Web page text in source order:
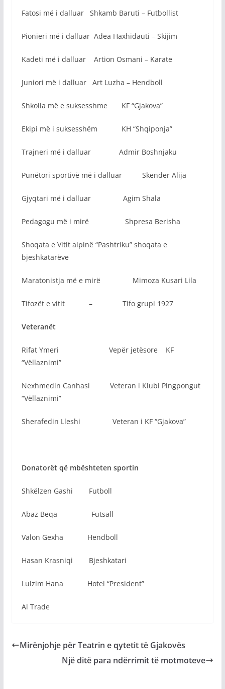
Fatosi më i dalluar Shkamb Baruti – Futbollist
Pionieri më i dalluar Adea Haxhidauti – Skijim
Kadeti më i dalluar Artion Osmani – Karate
Juniori më i dalluar Art Luzha – Hendboll
Shkolla më e suksesshme KF “Gjakova”
Ekipi më i suksesshëm KH “Shqiponja”
Trajneri më i dalluar Admir Boshnjaku
Punëtori sportivë më i dalluar Skender Alija
Gjyqtari më i dalluar Agim Shala
Pedagogu më i mirë Shpresa Berisha
Shoqata e Vitit alpinë “Pashtriku” shoqata e
bjeshkatarëve
Maratonistja më e mirë Mimoza Kusari Lila
Tifozët e vitit – Tifo grupi 1927
Veteranët
Rifat Ymeri Vepër jetësore KF
“Vëllaznimi”
Nexhmedin Canhasi Veteran i Klubi Pingpongut
“Vëllaznimi”
Sherafedin Lleshi Veteran i KF “Gjakova”
Donatorët që mbështeten sportin
Shkëlzen Gashi Futboll
Abaz Beqa Futsall
Valon Gexha Hendboll
Hasan Krasniqi Bjeshkatari
Lulzim Hana Hotel “President”
Al Trade
Mirënjohje për Teatrin e qytetit të Gjakovës
Një ditë para ndërrimit të motmoteve